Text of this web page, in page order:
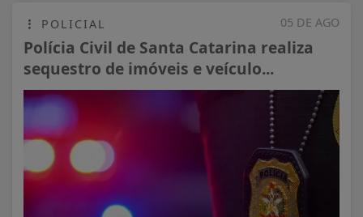
05 DE AGO
POLICIAL
Polícia Civil de Santa Catarina realiza
sequestro de imóveis e veículo...